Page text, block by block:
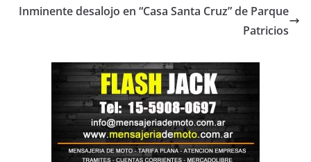
Inminente desalojo en “Casa Santa Cruz” de Parque
Patricios